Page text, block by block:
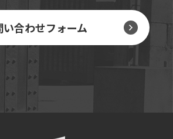
い合わせフォーム